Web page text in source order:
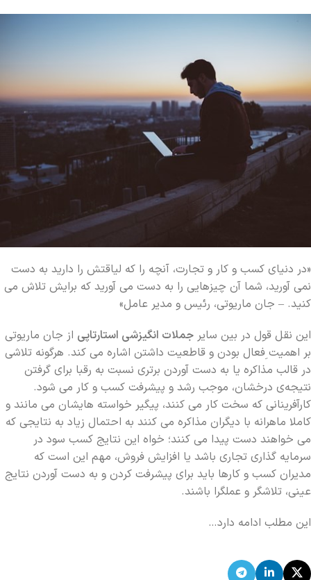
«در دنیای کسب و کار و تجارت، آنچه را که لیاقتش را دارید به دست
نمی آورید، شما آن چیزهایی را به دست می آورید که برایش تلاش می
کنید. – جان ماریوتی، رئیس و مدیر عامل»
این نقل قول در بین سایر جملات انگیزشی استارتاپی از جان ماریوتی
بر اهمیت ِفعال بودن و قاطعیت داشتن اشاره می کند. هرگونه تلاشی
در قالب مذاکره یا به دست آوردن برتری نسبت به رقبا برای گرفتن
نتیجه‌ی درخشان، موجب رشد و پیشرفت کسب و کار می شود.
کارآفرینانی که سخت کار می کنند، پیگیر خواسته هایشان می مانند و
کاملا ماهرانه با دیگران مذاکره می کنند به احتمال زیاد به نتایجی که
می خواهند دست پیدا می کنند؛ خواه این نتایج کسب سود در
سرمایه گذاری تجاری باشد یا افزایش فروش، مهم این است که
مدیران کسب و کارها باید برای پیشرفت کردن و به دست آوردن نتایج
ِعینی، تلاشگر و عملگرا باشند.
این مطلب ادامه دارد…